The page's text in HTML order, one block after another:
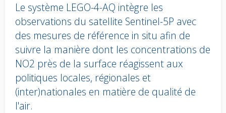
Le système LEGO-4-AQ intègre les
observations du satellite Sentinel-5P avec
des mesures de référence in situ afin de
suivre la manière dont les concentrations de
NO2 près de la surface réagissent aux
politiques locales, régionales et
(inter)nationales en matière de qualité de
l'air.